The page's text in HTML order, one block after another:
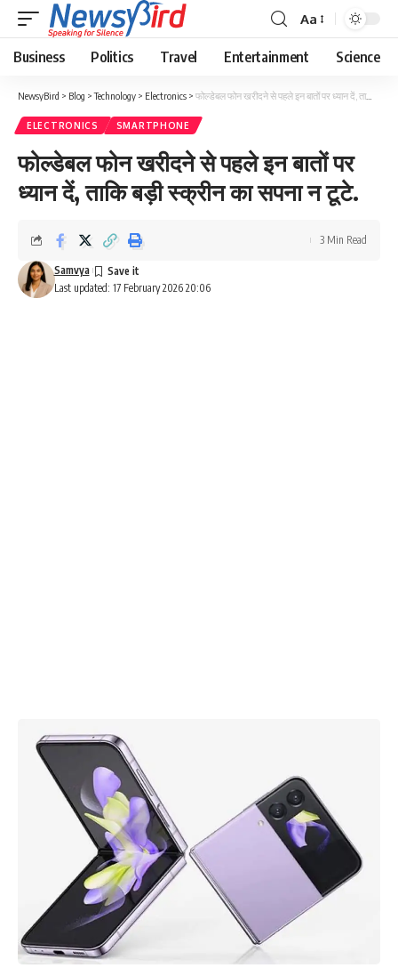
Aa
Business Politics Travel Entertainment Science
NewsyBird > Blog >Technology > Electronics > फोल्डेबल फोन खरीदने से पहले इन बातों पर ध्यान दें, ताकि बड़ी स्क्रीन का सपना न टूटे.
ELECTRONICS SMARTPHONE
फोल्डेबल फोन खरीदने से पहले इन बातों पर
ध्यान दें, ताकि बड़ी स्क्रीन का सपना न टूटे.
Last updated: 17 February 2026 20:06
Samvya
3 Min Read